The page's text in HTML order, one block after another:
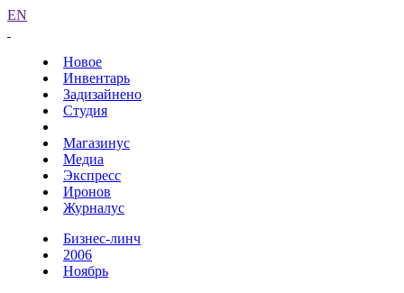
EN
Новое
Инвентарь
Задизайнено
Студия
Магазинус
Медиа
Экспресс
Иронов
Журналус
Бизнес-линч
2006
Ноябрь